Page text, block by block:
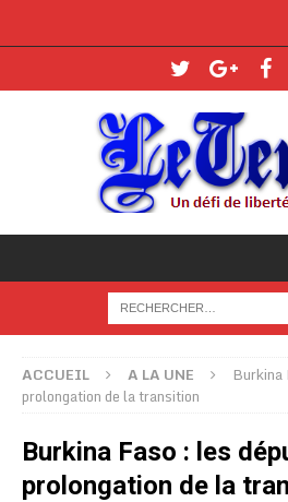
ACCUEIL A LA UNE
prolongation de la transition
Burkina Faso : les
prolongation de la